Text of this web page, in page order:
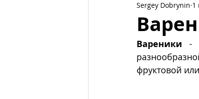
У Ф
Sergey Dobrynin 1
Вареники -
фруктовой